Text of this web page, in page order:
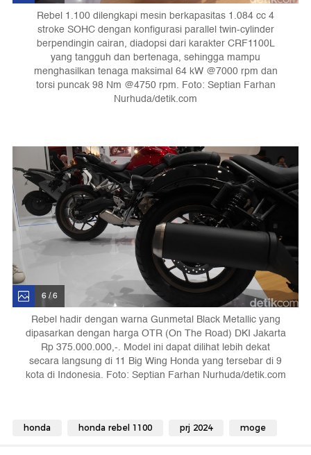
Rebel 1.100 dilengkapi mesin berkapasitas 1.084 cc 4
stroke SOHC dengan konfigurasi parallel twin-cylinder
berpendingin cairan, diadopsi dari karakter CRF1100L
yang tangguh dan bertenaga, sehingga mampu
menghasilkan tenaga maksimal 64 kW @7000 rpm dan
torsi puncak 98 Nm @4750 rpm. Foto: Septian Farhan
Nurhuda/detik.com
6 / 6
Rebel hadir dengan warna Gunmetal Black Metallic yang
dipasarkan dengan harga OTR (On The Road) DKI Jakarta
Rp 375.000.000,-. Model ini dapat dilihat lebih dekat
secara langsung di 11 Big Wing Honda yang tersebar di 9
kota di Indonesia. Foto: Septian Farhan Nurhuda/detik.com
honda honda rebel 1100 prj 2024 moge